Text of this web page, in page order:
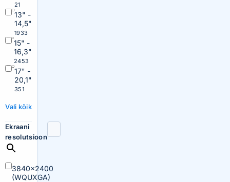
21
13" -
14,5"
1933
15" -
16,3"
2453
17" -
20,1"
351
Vali kõik
Ekraani
resolutsioon
3840×2400
(WQUXGA)